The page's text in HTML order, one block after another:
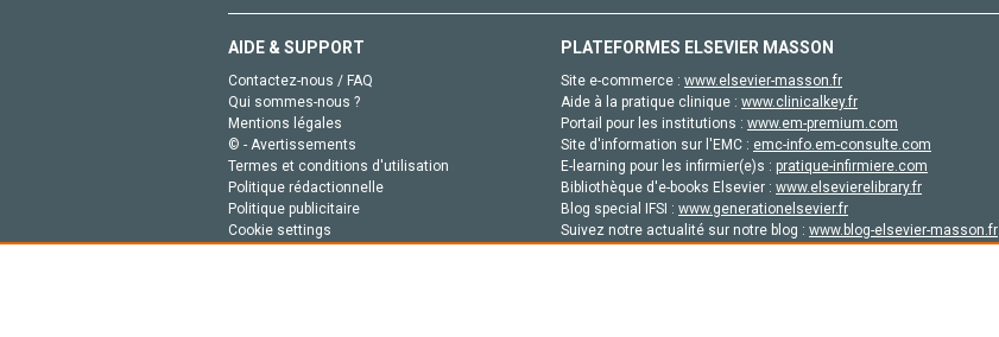
AIDE & SUPPORT
Contactez-nous / FAQ
Qui sommes-nous ?
Mentions légales
© - Avertissements
Termes et conditions d'utilisation
Politique rédactionnelle
Politique publicitaire
Cookie settings
PLATEFORMES ELSEVIER MASSON
Site e-commerce : www.elsevier-masson.fr
Aide à la pratique clinique : www.clinicalkey.fr
Portail pour les institutions : www.em-premium.com
Site d'information sur l'EMC : emc-info.em-consulte.com
E-learning pour les infirmier(e)s : pratique-infirmiere.com
Bibliothèque d'e-books Elsevier : www.elsevierelibrary.fr
Blog special IFSI : www.generationelsevier.fr
Suivez notre actualité sur notre blog : www.blog-elsevier-masson.fr